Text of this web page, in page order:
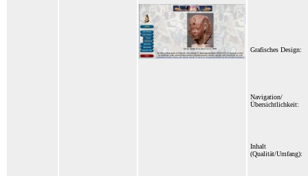
Grafisches Design:
Navigation/
Übersichtlichkeit:
Inhalt
(Qualität/Umfang):